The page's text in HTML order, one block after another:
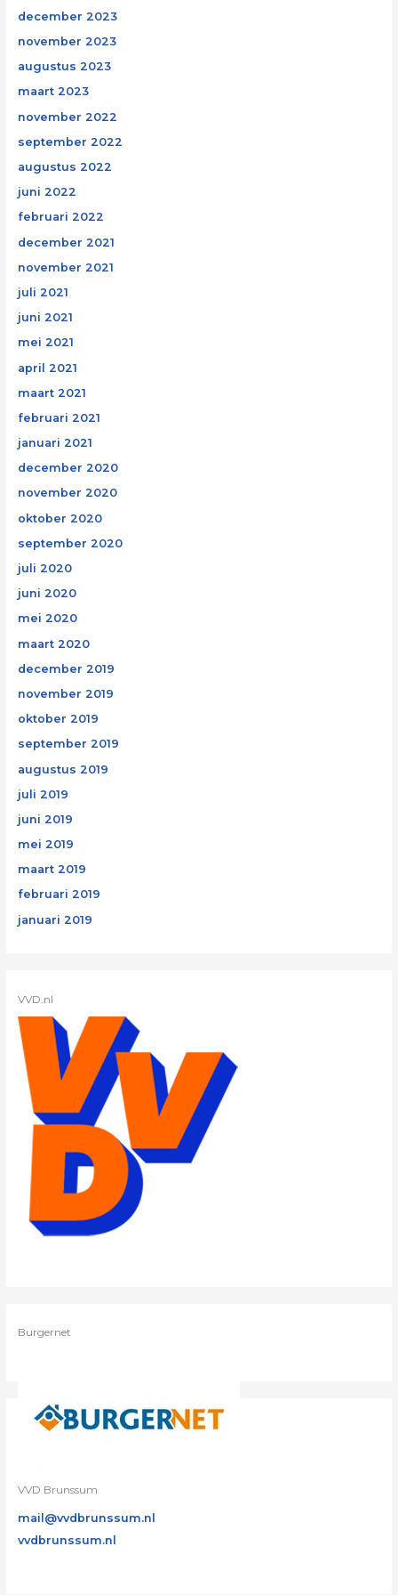
december 2023
november 2023
augustus 2023
maart 2023
november 2022
september 2022
augustus 2022
juni 2022
februari 2022
december 2021
november 2021
juli 2021
juni 2021
mei 2021
april 2021
maart 2021
februari 2021
januari 2021
december 2020
november 2020
oktober 2020
september 2020
juli 2020
juni 2020
mei 2020
maart 2020
december 2019
november 2019
oktober 2019
september 2019
augustus 2019
juli 2019
juni 2019
mei 2019
maart 2019
februari 2019
januari 2019
VVD.nl
Burgernet
VVD Brunssum
mail@vvdbrunssum.nl
vvdbrunssum.nl